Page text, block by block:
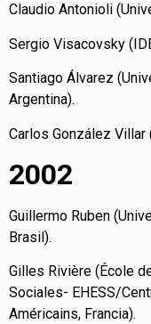
Claudio Antonioli
Sergio Visacovsky
Santiago Álvarez
Argentina).
Carlos González Villar
2002
Guillermo Ruben
Brasil).
Gilles Rivière (École
Sociales- EHESS/
Américains, Francia).